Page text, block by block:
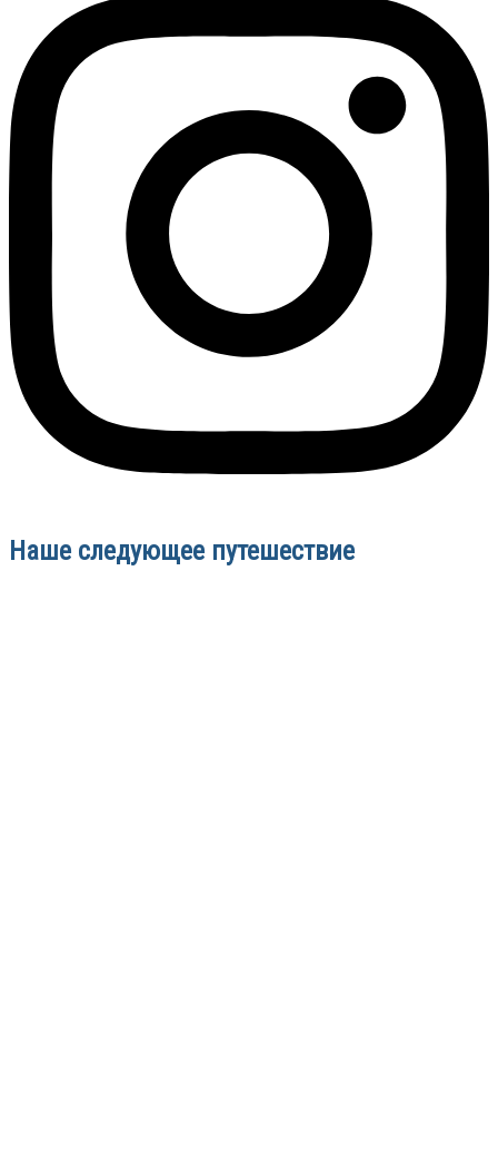
Наше следующее путешествие